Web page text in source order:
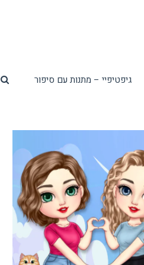
גיפטיפיי – מתנות עם סיפור